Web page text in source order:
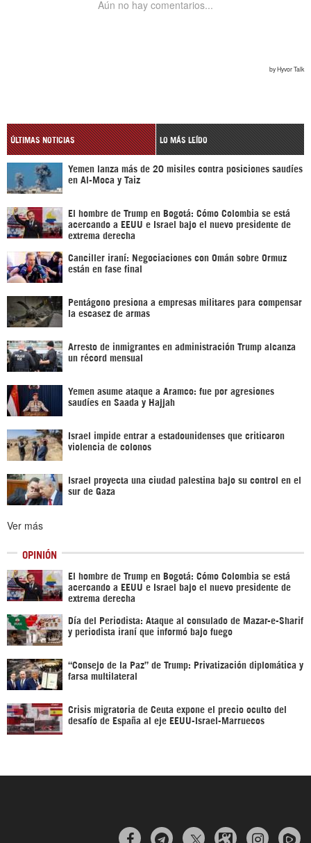
ÚLTIMAS NOTICIAS LO MÁS LEÍDO
Yemen lanza más de 20 misiles contra posiciones saudíes
en Al-Moca y Taiz
El hombre de Trump en Bogotá: Cómo Colombia se está
acercando a EEUU e Israel bajo el nuevo presidente de
extrema derecha
Canciller iraní: Negociaciones con Omán sobre Ormuz
están en fase final
Pentágono presiona a empresas militares para compensar
la escasez de armas
Arresto de inmigrantes en administración Trump alcanza
un récord mensual
Yemen asume ataque a Aramco: fue por agresiones
saudíes en Saada y Hajjah
Israel impide entrar a estadounidenses que criticaron
violencia de colonos
Israel proyecta una ciudad palestina bajo su control en el
sur de Gaza
Ver más
OPINIÓN
El hombre de Trump en Bogotá: Cómo Colombia se está
acercando a EEUU e Israel bajo el nuevo presidente de
extrema derecha
Día del Periodista: Ataque al consulado de Mazar-e-Sharif
y periodista iraní que informó bajo fuego
“Consejo de la Paz” de Trump: Privatización diplomática y
farsa multilateral
Crisis migratoria de Ceuta expone el precio oculto del
desafío de España al eje EEUU-Israel-Marruecos
  